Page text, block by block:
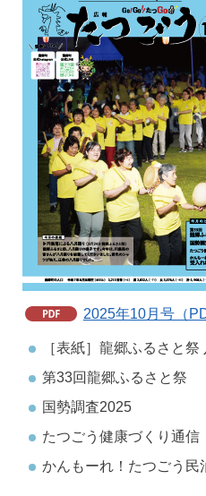
2025年10月号（
［表紙］龍郷ふるさと祭
第33回龍郷ふるさと祭
国勢調査2025
たつごう健康づくり通信
かんもーれ！たつごう